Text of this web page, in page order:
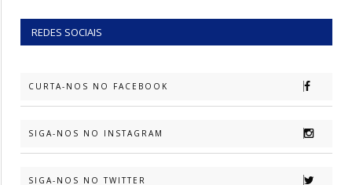
REDES SOCIAIS
CURTA-NOS NO FACEBOOK
SIGA-NOS NO INSTAGRAM
SIGA-NOS NO TWITTER